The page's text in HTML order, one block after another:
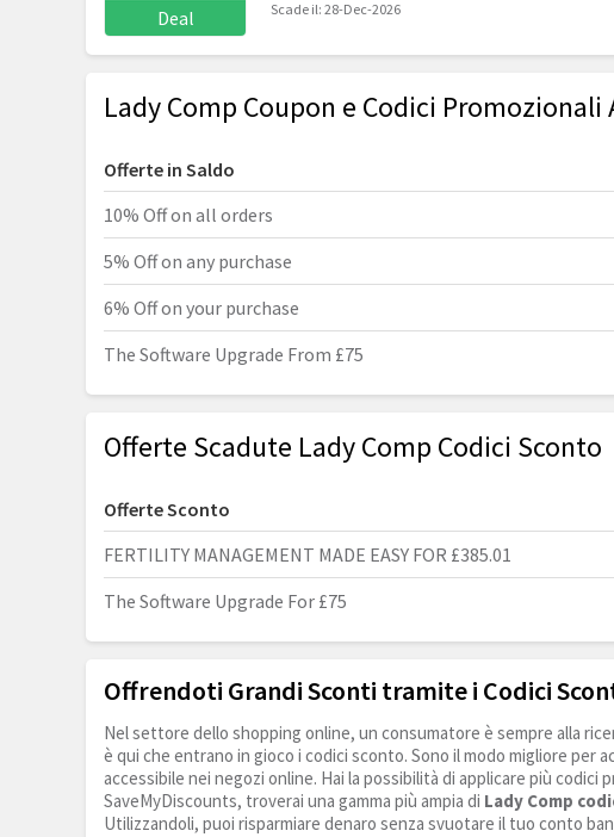
Deal Scade il: 28-Dec-2026
Lady Comp Coupon e Codici Promozionali
Offerte in Saldo
10% Off on all orders
5% Off on any purchase
6% Off on your purchase
The Software Upgrade From £75
Offerte Scadute Lady Comp Codici Sconto
Offerte Sconto
FERTILITY MANAGEMENT MADE EASY FOR £385.01
The Software Upgrade For £75
Offrendoti Grandi Sconti tramite i Codici
Nel settore dello shopping online, un consumatore è sempre alla
è qui che entrano in gioco i codici sconto. Sono il modo migliore
accessibile nei negozi online. Hai la possibilità di applicare più
SaveMyDiscounts, troverai una gamma più ampia di Lady Comp
Utilizzandoli, puoi risparmiare denaro senza svuotare il tuo conto